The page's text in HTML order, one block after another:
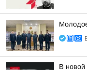
В новой